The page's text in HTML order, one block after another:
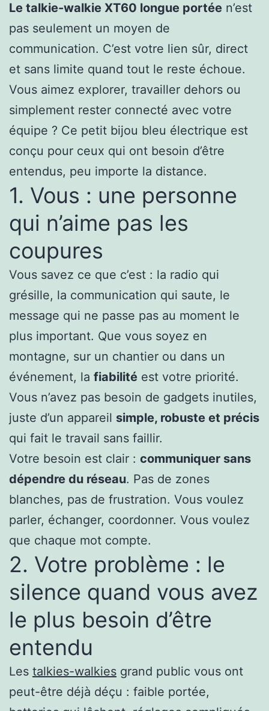
Le talkie-walkie XT60 longue portée n’est
pas seulement un moyen de
communication. C’est votre lien sûr, direct
et sans limite quand tout le reste échoue.
Vous aimez explorer, travailler dehors ou
simplement rester connecté avec votre
équipe ? Ce petit bijou bleu électrique est
conçu pour ceux qui ont besoin d’être
entendus, peu importe la distance.
1. Vous : une personne
qui n’aime pas les
coupures
Vous savez ce que c’est : la radio qui
grésille, la communication qui saute, le
message qui ne passe pas au moment le
plus important. Que vous soyez en
montagne, sur un chantier ou dans un
événement, la fiabilité est votre priorité.
Vous n’avez pas besoin de gadgets inutiles,
juste d’un appareil simple, robuste et précis
qui fait le travail sans faillir.
Votre besoin est clair : communiquer sans
dépendre du réseau. Pas de zones
blanches, pas de frustration. Vous voulez
parler, échanger, coordonner. Vous voulez
que chaque mot compte.
2. Votre problème : le
silence quand vous avez
le plus besoin d’être
entendu
Les talkies-walkies grand public vous ont
peut-être déjà déçu : faible portée,